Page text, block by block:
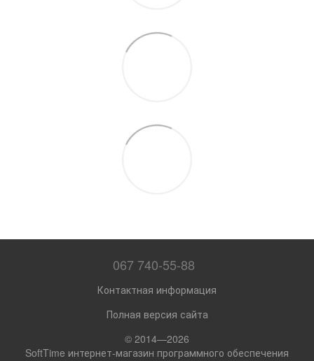
067 740-55-88
Контактная информация
Полная версия сайта
© 2014—2026
SoftTime интернет-магазин программного обеспечения